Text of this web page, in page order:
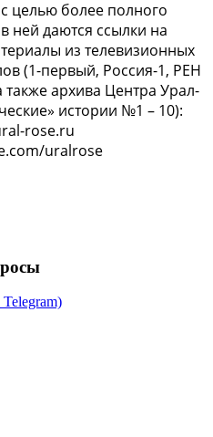
целью более полного
ней даются ссылки на
из телевизионных
(1-первый, Россия-1, РЕН
архива Центра Урал-
истории №1 – 10):
rose.ru
uralrose